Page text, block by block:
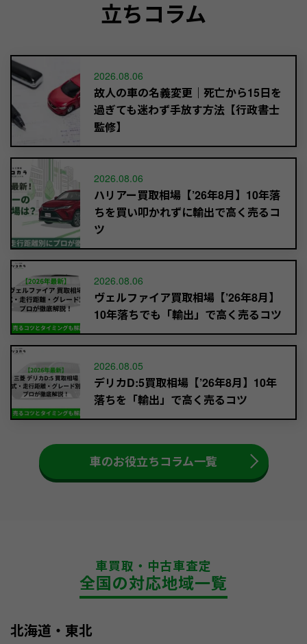
立ちコラム
2026.08.06
故人の車の名義変更｜死亡から15日を
過ぎても迷わず手放す方法【行政書士
監修】
2026.08.06
ハリアー買取相場【’26年8月】10年落
ちを買い叩かれずに輸出で高く売るコ
ツ
2026.08.06
ヴェルファイア買取相場【’26年8月】
10年落ちでも「輸出」で高く売るコツ
2026.08.05
デリカD:5買取相場【’26年8月】10年
落ちを「輸出」で高く売るコツ
車のお役立ちコラム一覧
車買取・中古車査定
全国の対応地域一覧
北海道・東北